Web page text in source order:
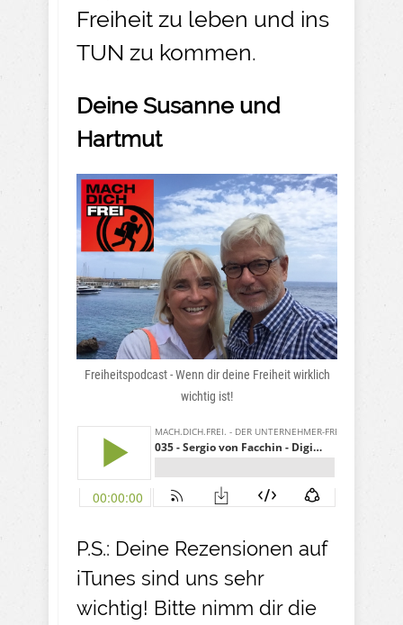
Freiheit zu leben und ins
TUN zu kommen.
Deine Susanne und
Hartmut​
Freiheitspodcast - Wenn dir deine Freiheit wirklich
wichtig ist!
P.S.: Deine Rezensionen auf
iTunes sind uns sehr
wichtig! Bitte nimm dir die